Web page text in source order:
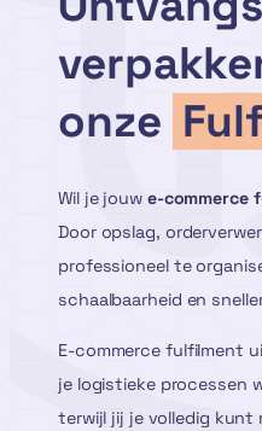
onze
Wil je jouw e-commerce
Door opslag,
professioneel te
schaalbaarheid en
E-commerce fulfilment
je logistieke processen
terwijl jij je volledig kunt